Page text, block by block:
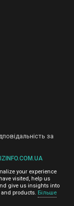
за
користувачів
за правила
На
реклама Google
про
your experience
visited, help us
give us insights into
products. Більше